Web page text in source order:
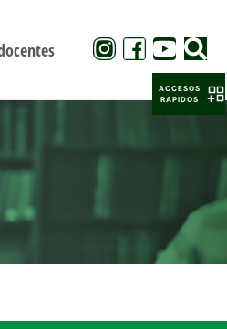
ACCESOS
RAPIDOS